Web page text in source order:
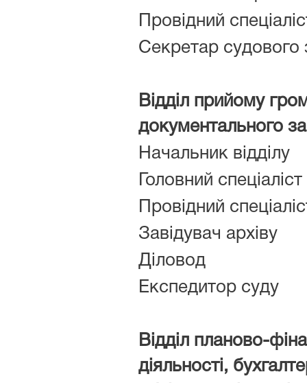
Провідний
Секретар судового
Відділ прийому
документального
Начальник відділу
Головний спеціаліст
Провідний
Завідувач архіву
Діловод
Експедитор суду
Відділ планово-
діяльності,